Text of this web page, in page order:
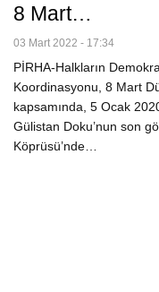
8 Mart…
03 Mart 2022 - 17:34
PİRHA-Halkların
Koordinasyonu, 8 Mart
kapsamında, 5 Ocak
Gülistan Doku’nun son
Köprüsü’nde…